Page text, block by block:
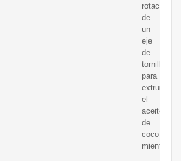
rotación
de
un
eje
de
tornillo
para
extruir
el
aceite
de
coco
mientras